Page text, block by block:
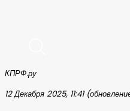
КПРФ.ру
12 Декабря 2025, 11:41